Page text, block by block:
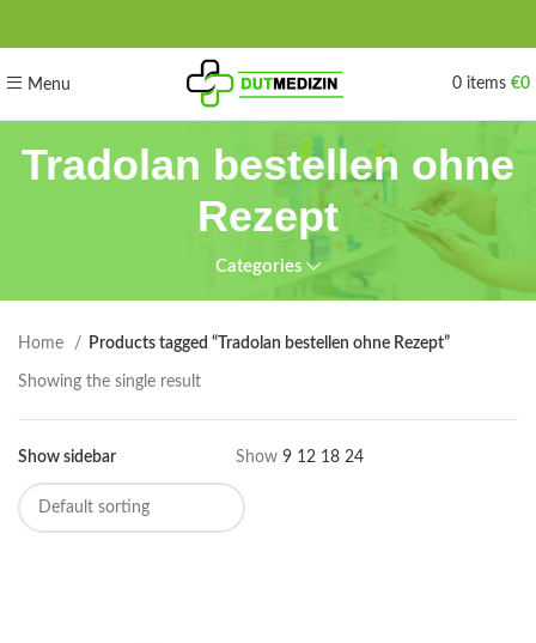
Menu 0 items €0
Tradolan bestellen ohne
Rezept
Categories
Home Products tagged “Tradolan bestellen ohne Rezept”
Showing the single result
Show sidebar Show 9 12 18 24